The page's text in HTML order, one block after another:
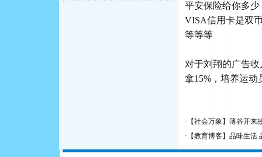
平安保险给你多少
VISA信用卡是双
等等等
对于刘翔的广告
拿15%，培养运动
· 【社会万象】薄谷开
· 【教育博客】品味生活